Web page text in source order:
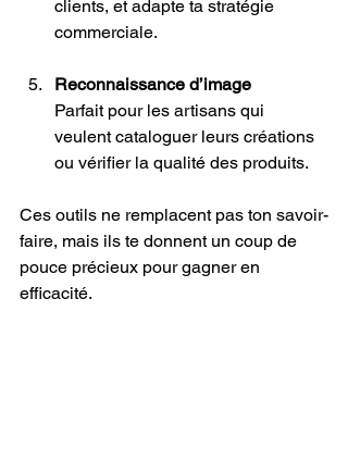
clients, et adapte ta stratégie
commerciale.
Reconnaissance d’image
Parfait pour les artisans qui
veulent cataloguer leurs créations
ou vérifier la qualité des produits.
Ces outils ne remplacent pas ton savoir-
faire, mais ils te donnent un coup de
pouce précieux pour gagner en
efficacité.